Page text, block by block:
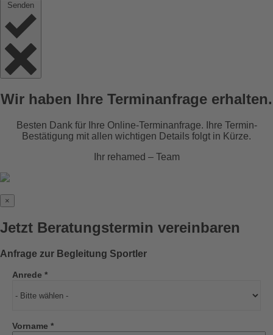
Senden
Wir haben Ihre Terminanfrage erhalten.
Besten Dank für Ihre Online-Terminanfrage. Ihre Termin-
Bestätigung mit allen wichtigen Details folgt in Kürze.
Ihr rehamed – Team
×
Jetzt Beratungstermin vereinbaren
Anfrage zur Begleitung Sportler
Anrede *
Vorname *